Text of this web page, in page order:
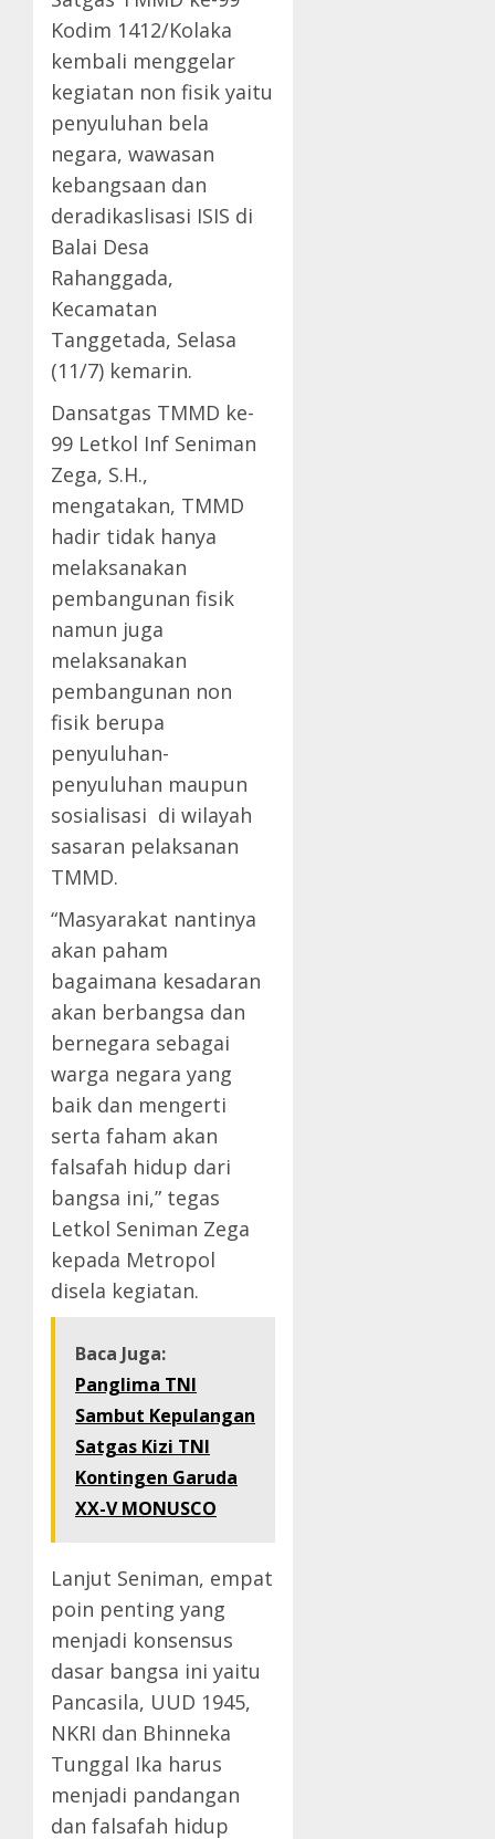
Kodim 1412/Kolaka
kembali menggelar
kegiatan non fisik yaitu
penyuluhan bela
negara, wawasan
kebangsaan dan
deradikaslisasi ISIS di
Balai Desa
Rahanggada,
Kecamatan
Tanggetada, Selasa
(11/7) kemarin.
Dansatgas TMMD ke-
99 Letkol Inf Seniman
Zega, S.H.,
mengatakan, TMMD
hadir tidak hanya
melaksanakan
pembangunan fisik
namun juga
melaksanakan
pembangunan non
fisik berupa
penyuluhan-
penyuluhan maupun
sosialisasi di wilayah
sasaran pelaksanan
TMMD.
“Masyarakat nantinya
akan paham
bagaimana kesadaran
akan berbangsa dan
bernegara sebagai
warga negara yang
baik dan mengerti
serta faham akan
falsafah hidup dari
bangsa ini,” tegas
Letkol Seniman Zega
kepada Metropol
disela kegiatan.
Baca Juga:
Panglima TNI
Sambut Kepulangan
Satgas Kizi TNI
Kontingen Garuda
XX-V MONUSCO
Lanjut Seniman, empat
poin penting yang
menjadi konsensus
dasar bangsa ini yaitu
Pancasila, UUD 1945,
NKRI dan Bhinneka
Tunggal Ika harus
menjadi pandangan
dan falsafah hidup